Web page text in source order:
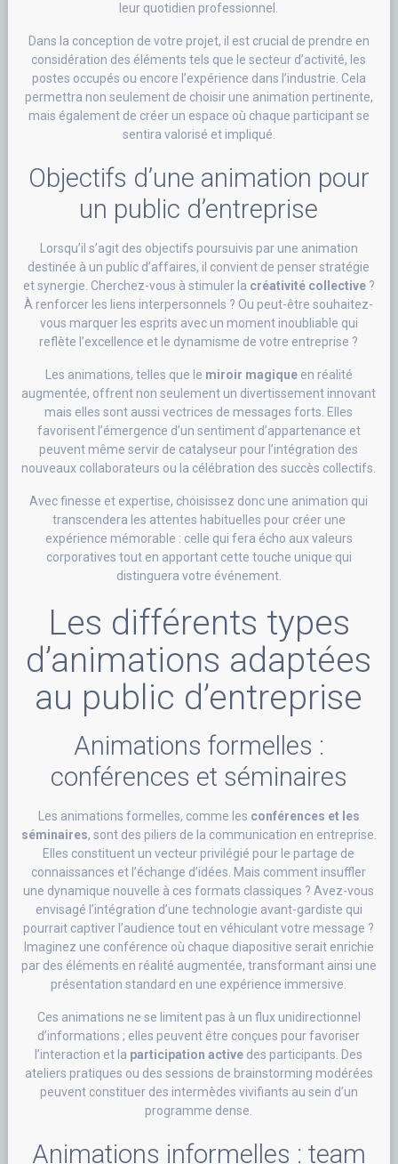
leur quotidien professionnel.
Dans la conception de votre projet, il est crucial de prendre en
considération des éléments tels que le secteur d’activité, les
postes occupés ou encore l’expérience dans l’industrie. Cela
permettra non seulement de choisir une animation pertinente,
mais également de créer un espace où chaque participant se
sentira valorisé et impliqué.
Objectifs d’une animation pour
un public d’entreprise
Lorsqu’il s’agit des objectifs poursuivis par une animation
destinée à un public d’affaires, il convient de penser stratégie
et synergie. Cherchez-vous à stimuler la créativité collective?
À renforcer les liens interpersonnels ? Ou peut-être souhaitez-
vous marquer les esprits avec un moment inoubliable qui
reflète l’excellence et le dynamisme de votre entreprise ?
Les animations, telles que le miroir magiqueen réalité
augmentée, offrent non seulement un divertissement innovant
mais elles sont aussi vectrices de messages forts. Elles
favorisent l’émergence d’un sentiment d’appartenance et
peuvent même servir de catalyseur pour l’intégration des
nouveaux collaborateurs ou la célébration des succès collectifs.
Avec finesse et expertise, choisissez donc une animation qui
transcendera les attentes habituelles pour créer une
expérience mémorable : celle qui fera écho aux valeurs
corporatives tout en apportant cette touche unique qui
distinguera votre événement.
Les différents types
d’animations adaptées
au public d’entreprise
Animations formelles :
conférences et séminaires
Les animations formelles, comme les conférences et les
séminaires, sont des piliers de la communication en entreprise.
Elles constituent un vecteur privilégié pour le partage de
connaissances et l’échange d’idées. Mais comment insuffler
une dynamique nouvelle à ces formats classiques ? Avez-vous
envisagé l’intégration d’une technologie avant-gardiste qui
pourrait captiver l’audience tout en véhiculant votre message ?
Imaginez une conférence où chaque diapositive serait enrichie
par des éléments en réalité augmentée, transformant ainsi une
présentation standard en une expérience immersive.
Ces animations ne se limitent pas à un flux unidirectionnel
d’informations ; elles peuvent être conçues pour favoriser
l’interaction et la participation active des participants. Des
ateliers pratiques ou des sessions de brainstorming modérées
peuvent constituer des intermèdes vivifiants au sein d’un
programme dense.
Animations informelles : team